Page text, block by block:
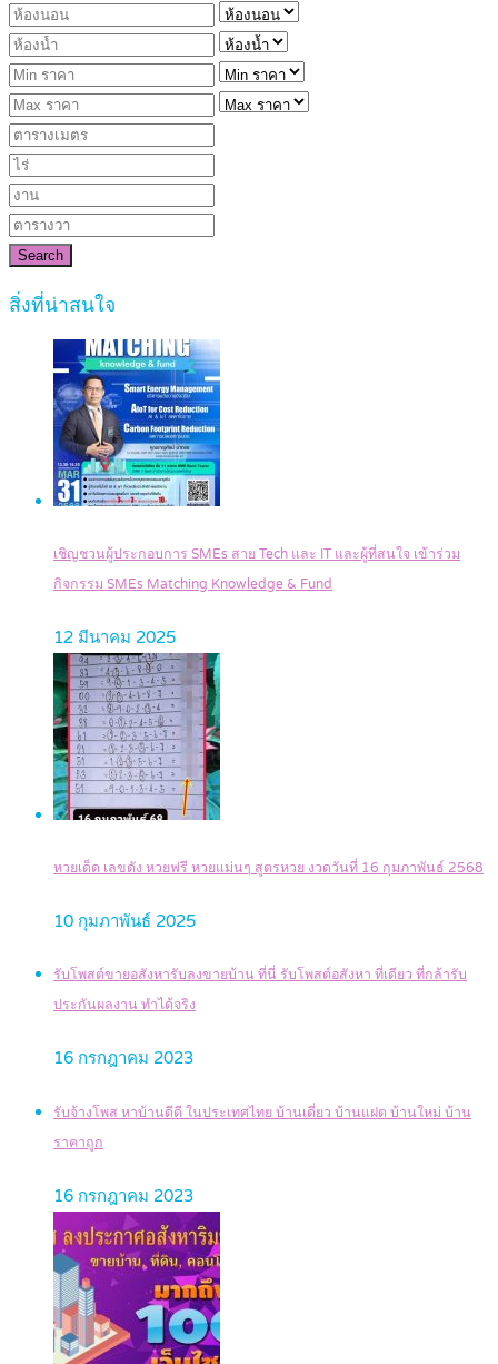
Search
สิ่งที่น่าสนใจ
เชิญชวนผู้ประกอบการ SMEs สาย Tech และ IT และผู้ที่สนใจ เข้าร่วม
กิจกรรม SMEs Matching Knowledge & Fund
12 มีนาคม 2025
หวยเด็ด เลขดัง หวยฟรี หวยแม่นๆ สูตรหวย งวดวันที่ 16 กุมภาพันธ์ 2568
10 กุมภาพันธ์ 2025
รับโพสต์ขายอสังหารับลงขายบ้าน ที่นี่ รับโพสต์อสังหา ที่เดียว ที่กล้ารับ
ประกันผลงาน ทำได้จริง
16 กรกฎาคม 2023
รับจ้างโพส หาบ้านดีดี ในประเทศไทย บ้านเดี่ยว บ้านแฝด บ้านใหม่ บ้าน
ราคาถูก
16 กรกฎาคม 2023